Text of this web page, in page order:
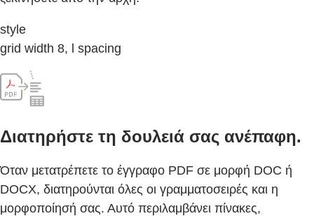
style
grid width 8, l spacing
Διατηρήστε τη δουλειά σας ανέπαφη.
Όταν μετατρέπετε το έγγραφο PDF σε μορφή DOC ή
DOCX, διατηρούνται όλες οι γραμματοσειρές και η
μορφοποίησή σας. Αυτό περιλαμβάνει πίνακες,